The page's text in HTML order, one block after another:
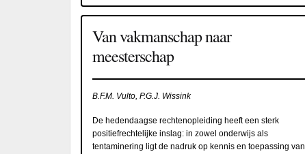
Van vakmanschap naar
meesterschap
B.F.M. Vulto, P.G.J. Wissink
De hedendaagse rechtenopleiding heeft een sterk
positiefrechtelijke inslag: in zowel onderwijs als
tentaminering ligt de nadruk op kennis en toepassing van